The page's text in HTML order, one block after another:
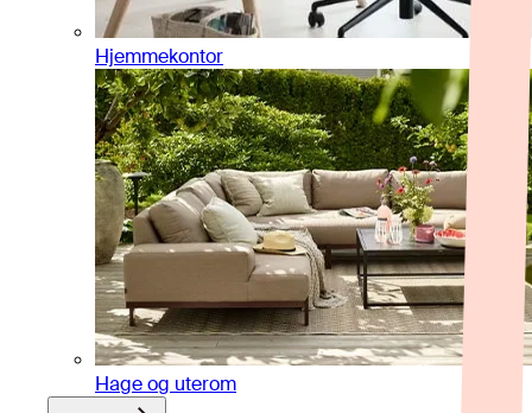
Hjemmekontor
Hage og uterom